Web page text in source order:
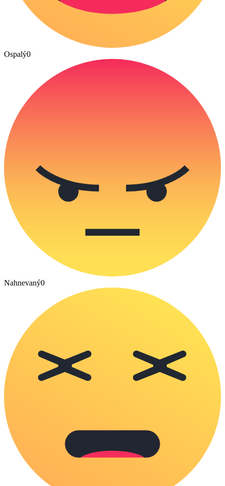
Ospalý0
Nahnevaný0